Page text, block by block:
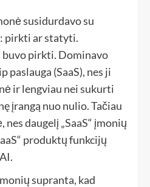
susidurdavo su
pirkti ar statyti.
buvo pirkti. Dominavo
paslauga (SaaS), nes ji
ir lengviau nei sukurti
įrangą nuo nulio. Tačiau
daugelį „SaaS“ įmonių
produktų funkcijų
supranta, kad